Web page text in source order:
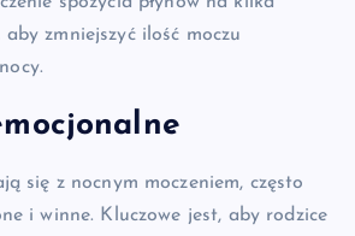
zmniejszyć ilość moczu
się z nocnym moczeniem, często
i winne. Kluczowe jest, aby rodzice